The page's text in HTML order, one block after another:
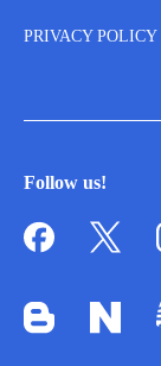
PRIVACY POLICY
Follow us!